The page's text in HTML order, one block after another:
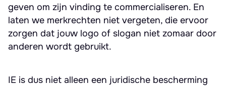
geven om zijn vinding te commercialiseren. En
laten we merkrechten niet vergeten, die ervoor
zorgen dat jouw logo of slogan niet zomaar door
anderen wordt gebruikt.
IE is dus niet alleen een juridische bescherming